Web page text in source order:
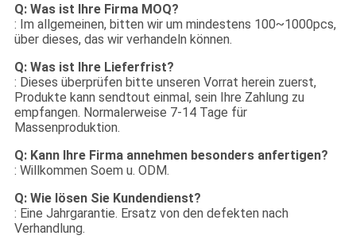
Q: Was ist Ihre Firma MOQ?
: Im allgemeinen, bitten wir um mindestens 100~1000pcs,
über dieses, das wir verhandeln können.
Q: Was ist Ihre Lieferfrist?
: Dieses überprüfen bitte unseren Vorrat herein zuerst,
Produkte kann sendtout einmal, sein Ihre Zahlung zu
empfangen. Normalerweise 7-14 Tage für
Massenproduktion.
Q: Kann Ihre Firma annehmen besonders anfertigen?
: Willkommen Soem u. ODM.
Q: Wie lösen Sie Kundendienst?
: Eine Jahrgarantie. Ersatz von den defekten nach
Verhandlung.